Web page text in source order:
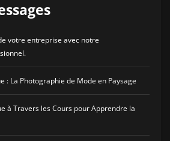
votre entreprise avec notre
: La Photographie de Mode en Paysage
à Travers les Cours pour Apprendre la